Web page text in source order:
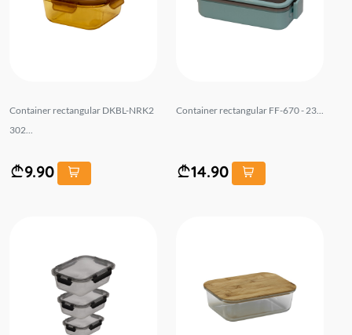
Container rectangular DKBL-NRK2
302...
9.90
Container rectangular FF-670 - 23...
14.90